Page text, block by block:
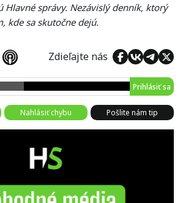
Hlavné správy. Nezávislý denník, ktorý
kde sa skutočne dejú.
Zdieľajte nás
Prihlásiť sa
Nahlásiť chybu Pošlite nám tip